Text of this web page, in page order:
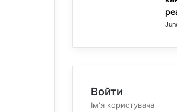
Войти